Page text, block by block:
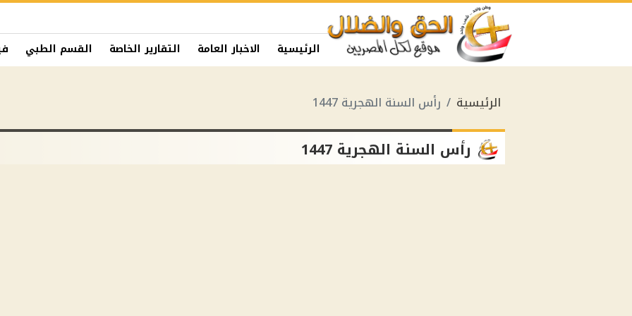
الرئيسية الاخبار العامة التقارير الخاصة القسم الطبي
الرئيسية رأس السنة الهجرية 1447
رأس السنة الهجرية 1447